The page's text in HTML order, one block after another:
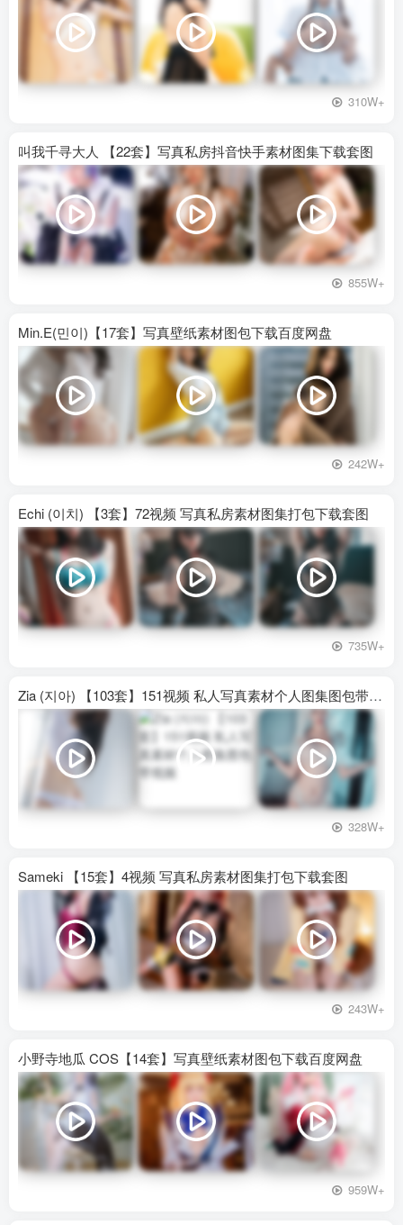
310W+
叫我千寻大人 【22套】写真私房抖音快手素材图集下载套图
855W+
Min.E(민이)【17套】写真壁纸素材图包下载百度网盘
242W+
Echi (이치) 【3套】72视频 写真私房素材图集打包下载套图
735W+
Zia (지아) 【103套】151视频 私人写真素材个人图集图包带视频
328W+
Sameki 【15套】4视频 写真私房素材图集打包下载套图
243W+
小野寺地瓜 COS【14套】写真壁纸素材图包下载百度网盘
959W+